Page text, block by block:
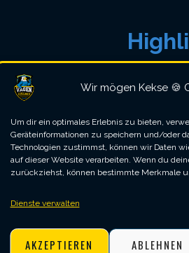
Wir mögen Kekse 🍪
Um dir ein optimales Erlebnis zu bieten,
Geräteinformationen zu speichern und/oder
Technologien zustimmst, können wir Daten
auf dieser Website verarbeiten. Wenn du
zurückziehst, können bestimmte Merkmale
Dienste verwalten
AKZEPTIEREN ABLEHNEN
e.V.
100, 15
17, 20